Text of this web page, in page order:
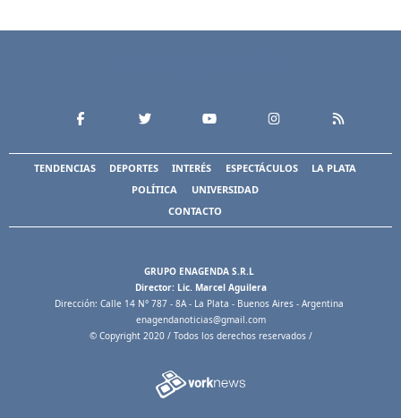
TENDENCIAS DEPORTES INTERÉS ESPECTÁCULOS
LA PLATA
POLÍTICA
UNIVERSIDAD
CONTACTO
GRUPO ENAGENDA S.R.L
Director: Lic. Marcel Aguilera
Dirección: Calle 14 N° 787 - 8A - La Plata - Buenos Aires - Argentina
enagendanoticias@gmail.com
© Copyright 2020 / Todos los derechos reservados /